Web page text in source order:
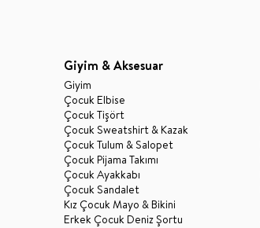
Giyim & Aksesuar
Giyim
Çocuk Elbise
Çocuk Tişört
Çocuk Sweatshirt & Kazak
Çocuk Tulum & Salopet
Çocuk Pijama Takımı
Çocuk Ayakkabı
Çocuk Sandalet
Kız Çocuk Mayo & Bikini
Erkek Çocuk Deniz Şortu